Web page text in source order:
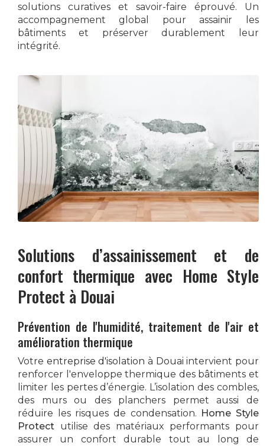
solutions curatives et savoir-faire éprouvé. Un
accompagnement global pour assainir les
bâtiments et préserver durablement leur
intégrité.
Solutions d’assainissement et de
confort thermique avec Home Style
Protect à Douai
Prévention de l'humidité, traitement de l'air et
amélioration thermique
Votre entreprise d'isolation à Douai intervient pour
renforcer l'enveloppe thermique des bâtiments et
limiter les pertes d’énergie. L’isolation des combles,
des murs ou des planchers permet aussi de
réduire les risques de condensation. Home Style
Protect utilise des matériaux performants pour
assurer un confort durable tout au long de